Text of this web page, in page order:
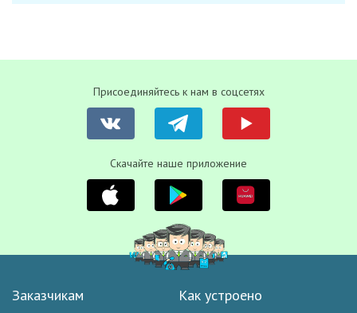
Присоединяйтесь к нам в соцсетях
Скачайте наше приложение
Заказчикам Как устроено